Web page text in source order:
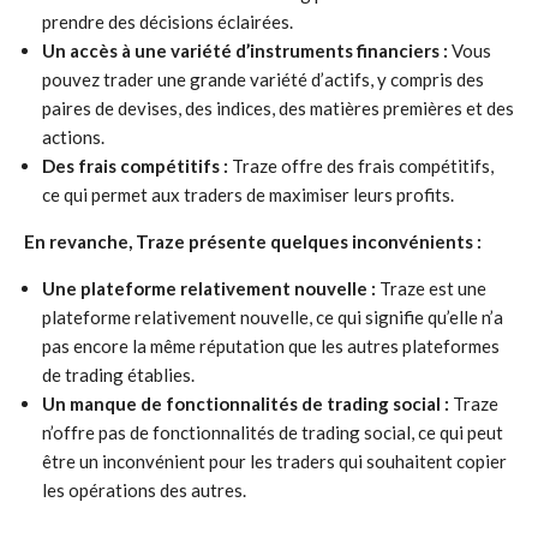
prendre des décisions éclairées.
Un accès à une variété d’instruments financiers : Vous
pouvez trader une grande variété d’actifs, y compris des
paires de devises, des indices, des matières premières et des
actions.
Des frais compétitifs : Traze offre des frais compétitifs,
ce qui permet aux traders de maximiser leurs profits.
En revanche, Traze présente quelques inconvénients :
Une plateforme relativement nouvelle : Traze est une
plateforme relativement nouvelle, ce qui signifie qu’elle n’a
pas encore la même réputation que les autres plateformes
de trading établies.
Un manque de fonctionnalités de trading social : Traze
n’offre pas de fonctionnalités de trading social, ce qui peut
être un inconvénient pour les traders qui souhaitent copier
les opérations des autres.